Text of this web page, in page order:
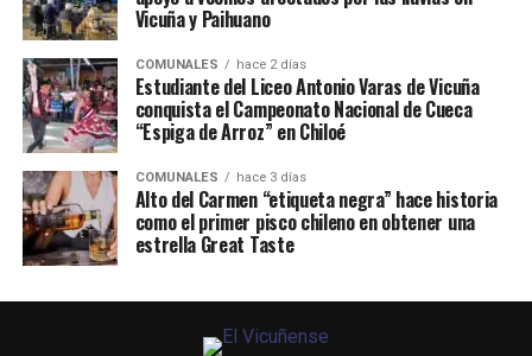
Vicuña y Paihuano
COMUNALES hace 2 días
Estudiante del Liceo Antonio Varas de Vicuña
conquista el Campeonato Nacional de Cueca
“Espiga de Arroz” en Chiloé
COMUNALES hace 3 días
Alto del Carmen “etiqueta negra” hace historia
como el primer pisco chileno en obtener una
estrella Great Taste